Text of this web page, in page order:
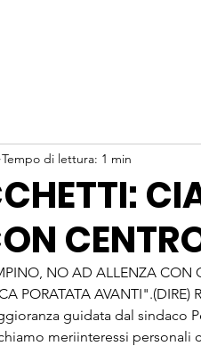
Tempo di lettura: 1 min
NO AD ALLENZA CON
PORATATA
guidata dal sindaco
meriinteressi personali